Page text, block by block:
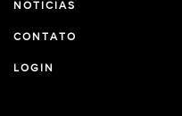
NOTICIAS
CONTATO
LOGIN